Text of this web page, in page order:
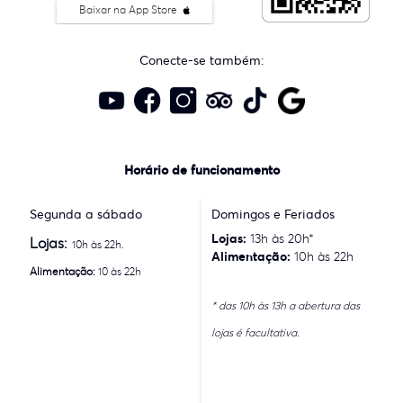
Baixar na App Store
Conecte-se também:
Horário de funcionamento
Segunda a sábado
Lojas:10h às 22h.
Alimentação: 10 às 22h
Domingos e Feriados
Lojas: 13h às 20h*
Alimentação: 10h às 22h
* das 10h às 13h a abertura das
lojas é facultativa.